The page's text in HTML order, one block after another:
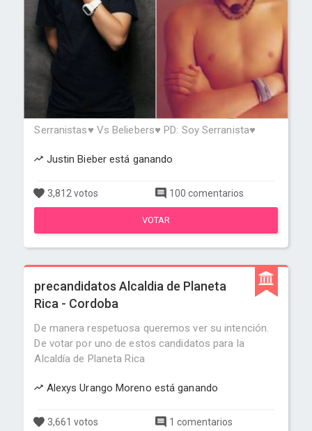
Serranistas♥ Vs Beliebers♥ PD: Soy Serranista♥
Justin Bieber está ganando
3,812 votos 100 comentarios
VOTAR
precandidatos Alcaldia de Planeta
Rica - Cordoba
De manera respetuosa queremos ver su intención.
De votar por uno de estos candidatos para la
Alcaldía de Planeta Rica
Alexys Urango Moreno está ganando
3,661 votos 1 comentarios